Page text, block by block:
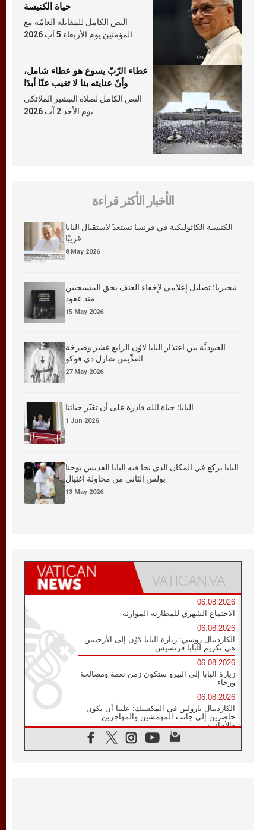
حياة الكنيسة
النص الكامل للمقابلة العامّة مع
المؤمنين يوم الأربعاء 5 آب 2026
عطاء الرّبّ يسوع هو عطاء شامل،
وأنّ عنايته بنا لا تغيب عنّا أبدًا
النص الكامل لصلاة التبشير الملائكي
يوم الأحد 2 آب 2026
الأخبار الأكثر قراءة
الكنيسة الكاثوليكية في فرنسا تستعدّ لاستقبال البابا
قريبًا
8 May 2026
نيجيريا: تضليل إعلامي لإخفاء العنف بحق المسيحيين
منذ عقود
15 May 2026
العبوديَّة بين اعتذار البابا لاوُن الرابع عشر وصرخة
القدِّيس شارل دي فوكو
27 May 2026
البابا: حياة الله قادرة على أن تغيّر حياتنا
1 Jun 2026
البابا يركع في المكان الذي نجا فيه البابا القديس يوحنا
بولس الثاني من محاولة اغتيال
13 May 2026
06.08.2026
الاجتماع الشهري للمطارنة الموارنة
06.08.2026
الكاردينال روسي: زيارة البابا لاوُن إلى الأرجنتين
هي تكريم للبابا فرنسيس
06.08.2026
زيارة البابا إلى البيرو ستكون زمن نعمة ومصالحة
ورجاء
06.08.2026
الكاردينال بارولين في المكسيك: علينا أن نكون
حاضرين إلى جانب المهمشين والمهاجرين
والأجانب
البابا لاوُن الرابع عشر للشباب في أسيزي: